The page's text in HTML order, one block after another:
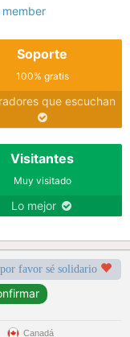
Soporte
100% gratis
que escuchan
Visitantes
Muy visitado
Lo mejor
favor sé solidario
Canadá